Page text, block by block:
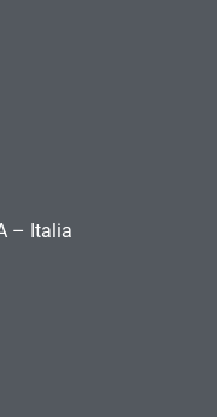
– Italia